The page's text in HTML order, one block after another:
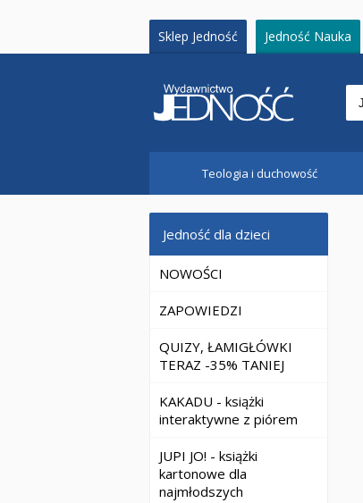
Sklep Jedność Jedność Nauka
Teologia i duchowość
Jedność dla dzieci
NOWOŚCI
ZAPOWIEDZI
QUIZY, ŁAMIGŁÓWKI
TERAZ -35% TANIEJ
KAKADU - książki
interaktywne z piórem
JUPI JO! - książki
kartonowe dla
najmłodszych